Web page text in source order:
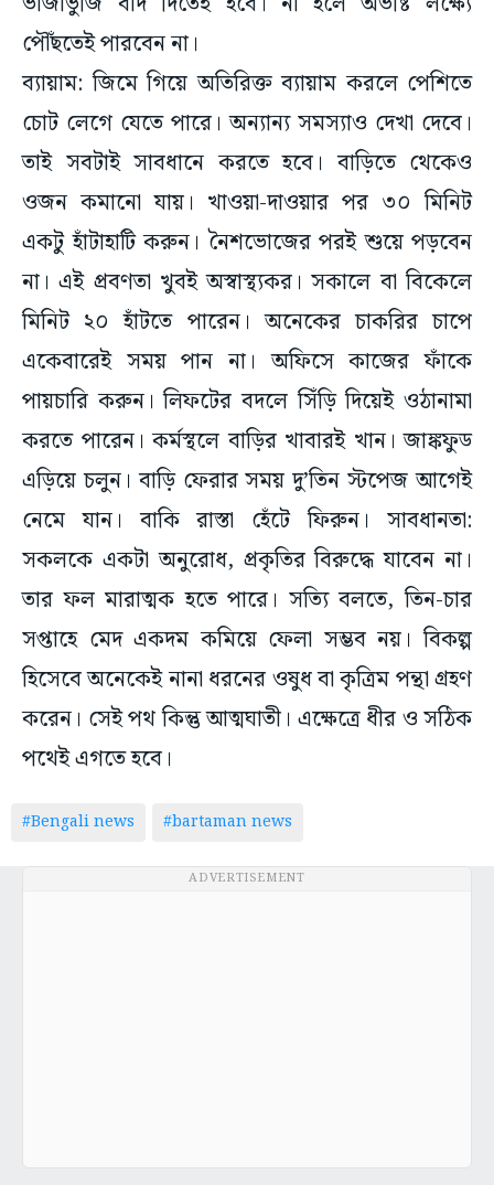
পৌঁছতেই পারবেন না।
ব্যায়াম: জিমে গিয়ে অতিরিক্ত ব্যায়াম করলে পেশিতে
চোট লেগে যেতে পারে। অন্যান্য সমস্যাও দেখা দেবে।
তাই সবটাই সাবধানে করতে হবে। বাড়িতে থেকেও
ওজন কমানো যায়। খাওয়া-দাওয়ার পর ৩০ মিনিট
একটু হাঁটাহাটি করুন। নৈশভোজের পরই শুয়ে পড়বেন
না। এই প্রবণতা খুবই অস্বাস্থ্যকর। সকালে বা বিকেলে
মিনিট ২০ হাঁটতে পারেন। অনেকের চাকরির চাপে
একেবারেই সময় পান না। অফিসে কাজের ফাঁকে
পায়চারি করুন। লিফটের বদলে সিঁড়ি দিয়েই ওঠানামা
করতে পারেন। কর্মস্থলে বাড়ির খাবারই খান। জাঙ্কফুড
এড়িয়ে চলুন। বাড়ি ফেরার সময় দু’তিন স্টপেজ আগেই
নেমে যান। বাকি রাস্তা হেঁটে ফিরুন। সাবধানতা:
সকলকে একটা অনুরোধ, প্রকৃতির বিরুদ্ধে যাবেন না।
তার ফল মারাত্মক হতে পারে। সত্যি বলতে, তিন-চার
সপ্তাহে মেদ একদম কমিয়ে ফেলা সম্ভব নয়। বিকল্প
হিসেবে অনেকেই নানা ধরনের ওষুধ বা কৃত্রিম পন্থা গ্রহণ
করেন। সেই পথ কিন্তু আত্মঘাতী। এক্ষেত্রে ধীর ও সঠিক
পথেই এগতে হবে।
#Bengali news #bartaman news
ADVERTISEMENT